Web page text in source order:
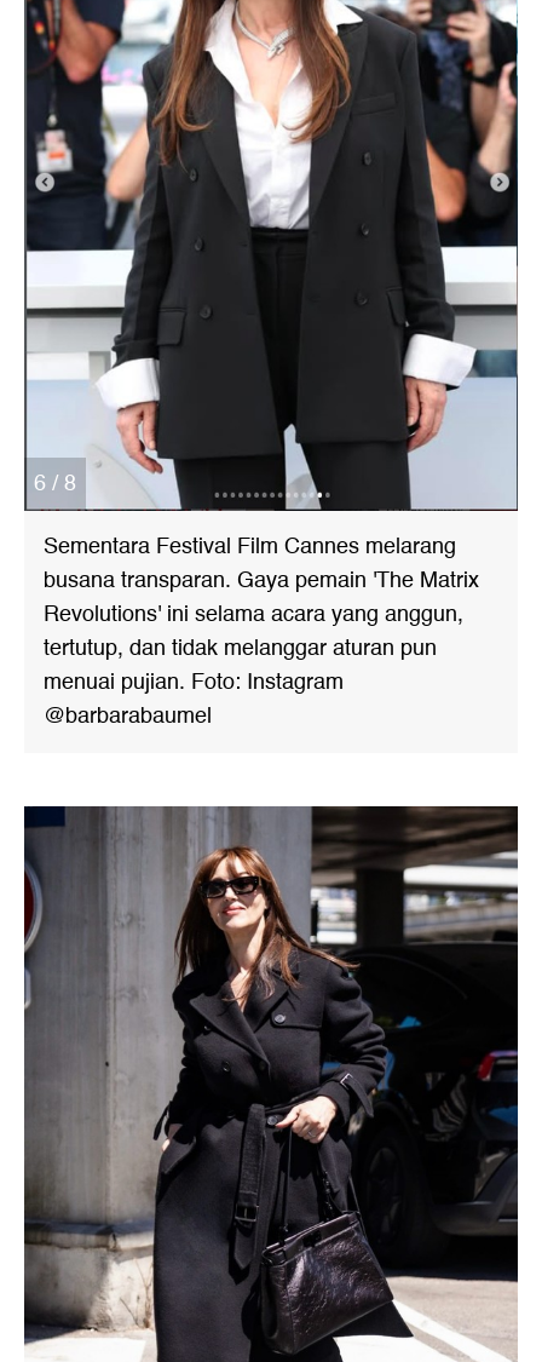
6 / 8
Sementara Festival Film Cannes melarang
busana transparan. Gaya pemain 'The Matrix
Revolutions' ini selama acara yang anggun,
tertutup, dan tidak melanggar aturan pun
menuai pujian. Foto: Instagram
@barbarabaumel